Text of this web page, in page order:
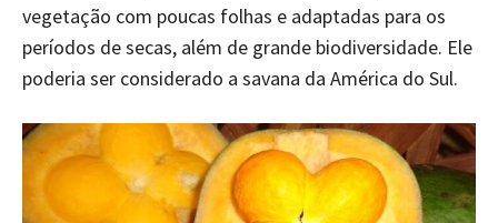
vegetação com poucas folhas e adaptadas para os
períodos de secas, além de grande biodiversidade. Ele
poderia ser considerado a savana da América do Sul.